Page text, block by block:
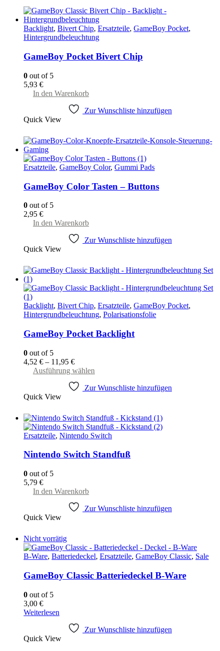
Backlight, Bivert Chip, Ersatzteile, GameBoy Pocket,
Hintergrundbeleuchtung
GameBoy Pocket Bivert Chip
0 out of 5
5,93 €
In den Warenkorb
Zur Wunschliste hinzufügen
Quick View
Ersatzteile, GameBoy Color, Gummi Pads
GameBoy Color Tasten – Buttons
0 out of 5
2,95 €
In den Warenkorb
Zur Wunschliste hinzufügen
Quick View
Backlight, Bivert Chip, Ersatzteile, GameBoy Pocket,
Hintergrundbeleuchtung, Polarisationsfolie
GameBoy Pocket Backlight
0 out of 5
4,52 € – 11,95 €
Ausführung wählen
weist
auf.
Die
Optionen
können
der
Zur Wunschliste hinzufügen
Quick View
Ersatzteile, Nintendo Switch
Nintendo Switch Standfuß
0 out of 5
5,79 €
In den Warenkorb
Zur Wunschliste hinzufügen
Quick View
Nicht vorrätig
B-Ware, Batteriedeckel, Ersatzteile, GameBoy Classic, Sale
GameBoy Classic Batteriedeckel B-Ware
0 out of 5
3,00 €
Weiterlesen
Zur Wunschliste hinzufügen
Quick View